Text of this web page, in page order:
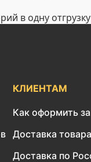
в одну
КЛИЕНТАМ
Как оформить
Доставка товара
Доставка по